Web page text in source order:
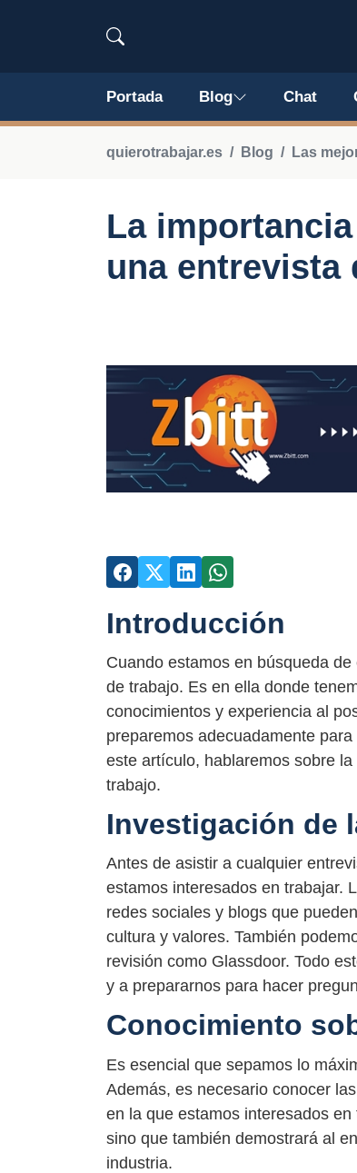
Portada Blog Chat
quierotrabajar.es Blog Las
La
una entrevista
Introducción
Cuando estamos en búsqueda
de trabajo. Es en ella donde
conocimientos y experiencia al
preparemos adecuadamente
este artículo, hablaremos sobre
trabajo.
Investigación de
Antes de asistir a cualquier
estamos interesados en trabajar.
redes sociales y blogs que
cultura y valores. También
revisión como Glassdoor. Todo
y a prepararnos para hacer
Conocimiento
Es esencial que sepamos lo
Además, es necesario conocer
en la que estamos interesados
sino que también demostrará al
industria.